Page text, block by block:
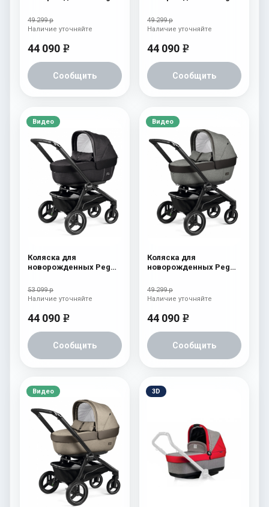
Terracotta
49 299 р
44 090 e
Сообщить
Наличие уточняйте
Horizon
49 299 р
44 090 e
Сообщить
Наличие уточняйте
Видео
Коляска для
новорожденных Peg
53 099 р
44 090 e
Сообщить
Наличие уточняйте
Видео
Коляска для
новорожденных Peg
Atmosphere
49 299 р
44 090 e
Сообщить
Наличие уточняйте
Видео 3D